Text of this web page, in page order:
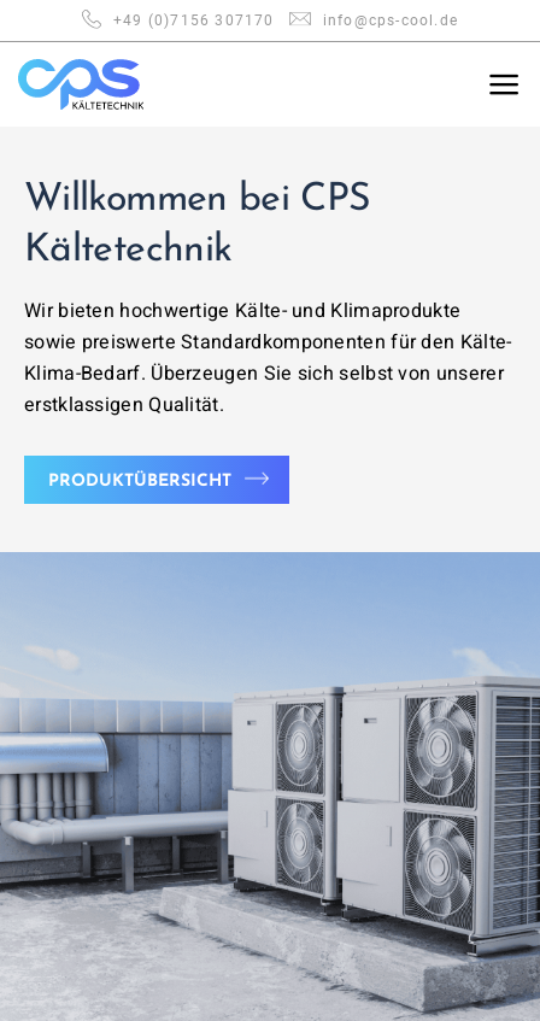
Inhalt
springen
+49 (0)7156 307170 info@cps-cool.de
Willkommen bei CPS
Kältetechnik
Wir bieten hochwertige Kälte- und Klimaprodukte
sowie preiswerte Standardkomponenten für den Kälte-
Klima-Bedarf. Überzeugen Sie sich selbst von unserer
erstklassigen Qualität.
PRODUKTÜBERSICHT